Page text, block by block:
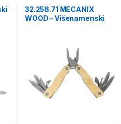
32.258.71 MECANIX
WOOD – Višenamenski